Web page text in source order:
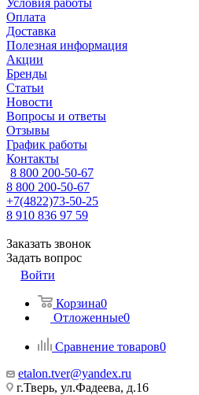
Условия работы
Оплата
Доставка
Полезная информация
Акции
Бренды
Статьи
Новости
Вопросы и ответы
Отзывы
График работы
Контакты
8 800 200-50-67
8 800 200-50-67
+7(4822)73-50-25
8 910 836 97 59
Заказать звонок
Задать вопрос
Войти
Корзина0
Отложенные0
Сравнение товаров0
etalon.tver@yandex.ru
г.Тверь, ул.Фадеева, д.16